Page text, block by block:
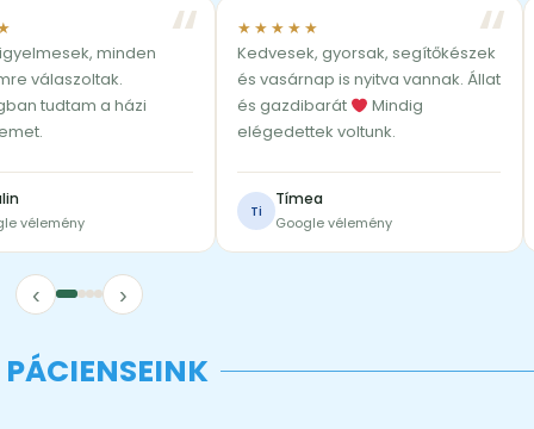
minden
válaszoltak.
tudtam a házi
vélemény
★★★★★
Kedvesek, gyorsak, segítőkészek
és vasárnap is nyitva vannak. Állat
és gazdibarát
Mindig
elégedettek voltunk.
Ti
Tímea
Google vélemény
‹ ›